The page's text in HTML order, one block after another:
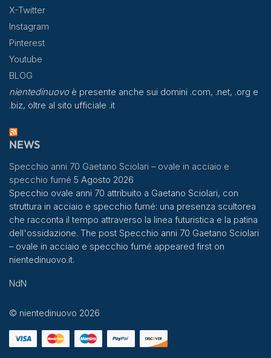
X-Twitter
Instagram
Pinterest
Youtube
BLOG
nientedinuovoè presente anche sui domini .com, .net, .org e
.biz, oltre al sito ufficiale .it
NEWS
Specchio anni 70 Gaetano Sciolari – ovale in acciaio e
specchio fumé 5 Agosto 2026
Specchio ovale anni 70 attribuito a Gaetano Sciolari, con
struttura in acciaio e specchio fumé: una presenza scultorea
che racconta il tempo attraverso la linea futuristica e la patina
dell'ossidazione. The post Specchio anni 70 Gaetano Sciolari
– ovale in acciaio e specchio fumé appeared first on
nientedinuovo.it.
NdN
© nientedinuovo 2026